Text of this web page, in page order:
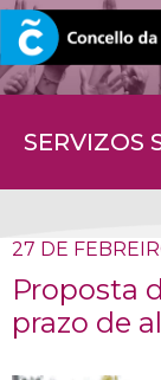
SERVIZOS
CORUNA.GAL
27 DE
Proposta
prazo de